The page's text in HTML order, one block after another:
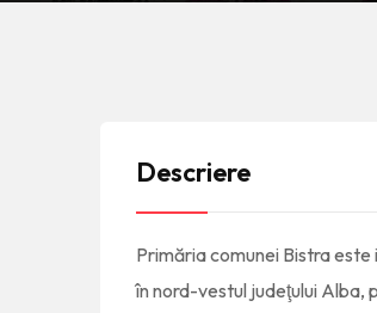
Descriere
Primăria comunei Bistra
în nord-vestul judeţului Alba,